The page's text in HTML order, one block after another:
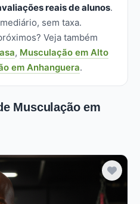
reais de alunos.
sem taxa.
Veja também
, Musculação em Alto
em Anhanguera.
Musculação em